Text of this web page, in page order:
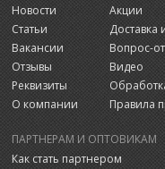
Новости
Статьи
Вакансии
Отзывы
Реквизиты
О компании
Акции
Доставка
Вопрос-
Видео
Правила
ПАРТНЕРАМ И ОПТОВИКАМ
Как стать партнером